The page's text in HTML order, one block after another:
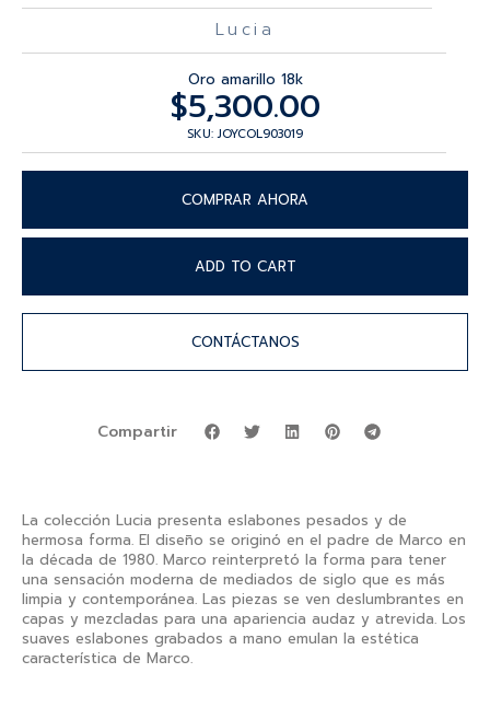
Lucia
Oro amarillo 18k
$5,300.00
SKU: JOYCOL903019
COMPRAR AHORA
ADD TO CART
CONTÁCTANOS
Compartir
La colección Lucia presenta eslabones pesados y de
hermosa forma. El diseño se originó en el padre de Marco en
la década de 1980. Marco reinterpretó la forma para tener
una sensación moderna de mediados de siglo que es más
limpia y contemporánea. Las piezas se ven deslumbrantes en
capas y mezcladas para una apariencia audaz y atrevida. Los
suaves eslabones grabados a mano emulan la estética
característica de Marco.